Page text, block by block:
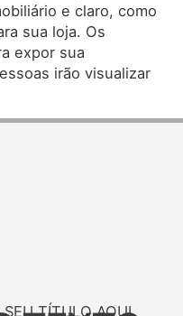
e claro, como
sua loja. Os
expor sua
irão visualizar
TÍTULO AQUI